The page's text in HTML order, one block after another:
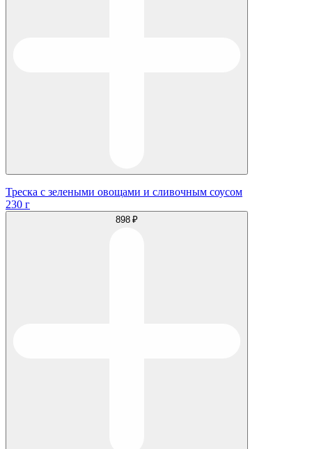
Треска с зелеными овощами и сливочным соусом
230 г
898 ₽